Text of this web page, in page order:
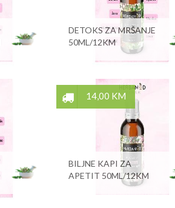
DETOKS ZA MRŠANJE
50ML/12KM
14,00 KM
BILJNE KAPI ZA
APETIT 50ML/12KM